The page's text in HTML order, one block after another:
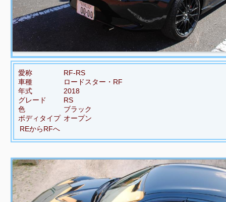
愛称
RF-RS
車種
ロードスター・RF
年式
2018
グレード
RS
色
ブラック
ボディタイプ オープン
REからRFへ